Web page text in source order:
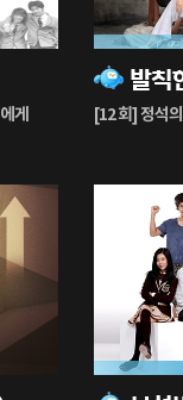
게
발칙
[12 회] 정석
89%
재
생
28%